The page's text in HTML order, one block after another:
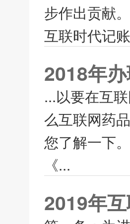
步作出贡献
互联时代记
2018年
...以要在互
么互联网药
您了解一下
《...
2019年